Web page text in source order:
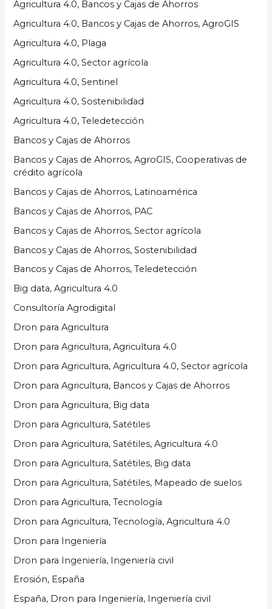
Agricultura 4.0, Bancos y Cajas de Ahorros
Agricultura 4.0, Bancos y Cajas de Ahorros, AgroGIS
Agricultura 4.0, Plaga
Agricultura 4.0, Sector agrícola
Agricultura 4.0, Sentinel
Agricultura 4.0, Sostenibilidad
Agricultura 4.0, Teledetección
Bancos y Cajas de Ahorros
Bancos y Cajas de Ahorros, AgroGIS, Cooperativas de
crédito agrícola
Bancos y Cajas de Ahorros, Latinoamérica
Bancos y Cajas de Ahorros, PAC
Bancos y Cajas de Ahorros, Sector agrícola
Bancos y Cajas de Ahorros, Sostenibilidad
Bancos y Cajas de Ahorros, Teledetección
Big data, Agricultura 4.0
Consultoría Agrodigital
Dron para Agricultura
Dron para Agricultura, Agricultura 4.0
Dron para Agricultura, Agricultura 4.0, Sector agrícola
Dron para Agricultura, Bancos y Cajas de Ahorros
Dron para Agricultura, Big data
Dron para Agricultura, Satétiles
Dron para Agricultura, Satétiles, Agricultura 4.0
Dron para Agricultura, Satétiles, Big data
Dron para Agricultura, Satétiles, Mapeado de suelos
Dron para Agricultura, Tecnología
Dron para Agricultura, Tecnología, Agricultura 4.0
Dron para Ingeniería
Dron para Ingeniería, Ingeniería civil
Erosión, España
España, Dron para Ingeniería, Ingeniería civil